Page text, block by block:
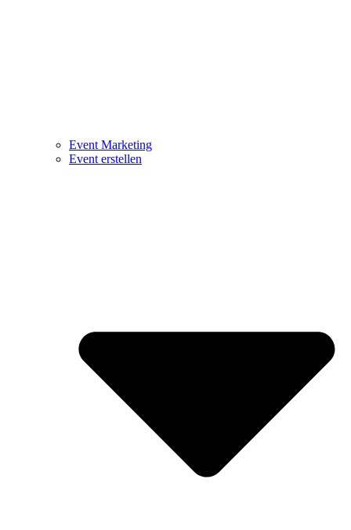
Event Marketing
Event erstellen